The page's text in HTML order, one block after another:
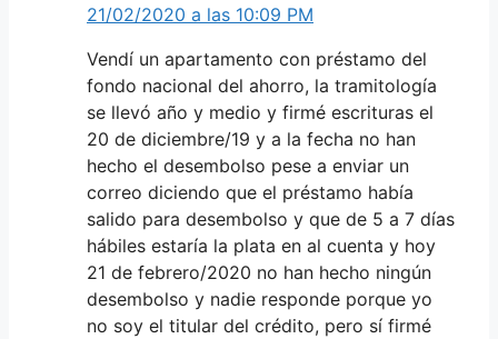
21/02/2020 a las 10:09 PM
Vendí un apartamento con préstamo del
fondo nacional del ahorro, la tramitología
se llevó año y medio y firmé escrituras el
20 de diciembre/19 y a la fecha no han
hecho el desembolso pese a enviar un
correo diciendo que el préstamo había
salido para desembolso y que de 5 a 7 días
hábiles estaría la plata en al cuenta y hoy
21 de febrero/2020 no han hecho ningún
desembolso y nadie responde porque yo
no soy el titular del crédito, pero sí firmé